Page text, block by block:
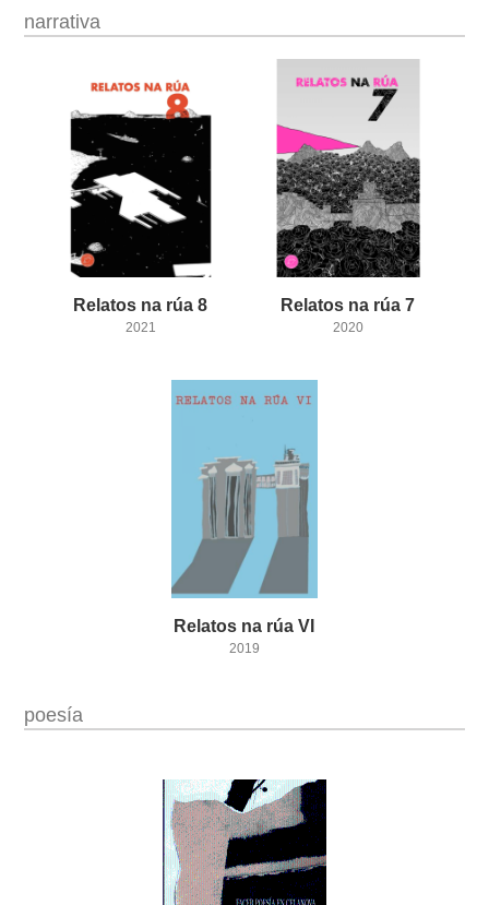
narrativa
Relatos na rúa 8
2021
Relatos na rúa 7
2020
Relatos na rúa VI
2019
poesía